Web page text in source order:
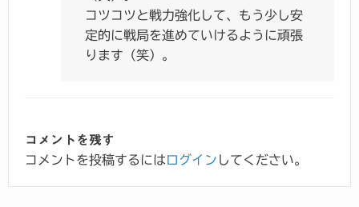
コツコツと戦力強化して、もう少し安
定的に戦局を進めていけるように頑張
ります（笑）。
コメントを残す
コメントを投稿するにはログイン してください。